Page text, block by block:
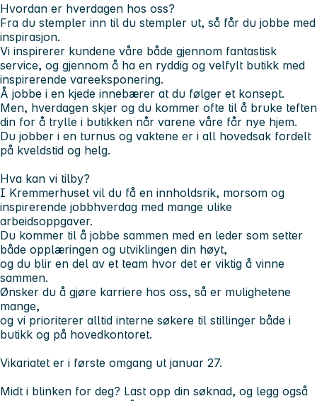
Hvordan er hverdagen hos oss?
Fra du stempler inn til du stempler ut, så får du jobbe med
inspirasjon.
Vi inspirerer kundene våre både gjennom fantastisk
service, og gjennom å ha en ryddig og velfylt butikk med
inspirerende vareeksponering.
Å jobbe i en kjede innebærer at du følger et konsept.
Men, hverdagen skjer og du kommer ofte til å bruke teften
din for å trylle i butikken når varene våre får nye hjem.
Du jobber i en turnus og vaktene er i all hovedsak fordelt
på kveldstid og helg.
Hva kan vi tilby?
I Kremmerhuset vil du få en innholdsrik, morsom og
inspirerende jobbhverdag med mange ulike
arbeidsoppgaver.
Du kommer til å jobbe sammen med en leder som setter
både opplæringen og utviklingen din høyt,
og du blir en del av et team hvor det er viktig å vinne
sammen.
Ønsker du å gjøre karriere hos oss, så er mulighetene
mange,
og vi prioriterer alltid interne søkere til stillinger både i
butikk og på hovedkontoret.
Vikariatet er i første omgang ut januar 27.
Midt i blinken for deg? Last opp din søknad, og legg også